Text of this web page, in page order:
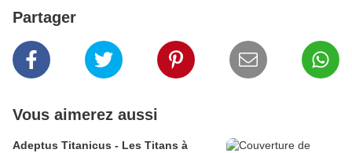
Partager
Vous aimerez aussi
Adeptus Titanicus - Les Titans à